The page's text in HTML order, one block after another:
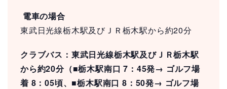
電車の場合
東武日光線栃木駅及びＪＲ栃木駅から約20分
クラブバス：東武日光線栃木駅及びＪＲ栃木駅
から約20分（■栃木駅南口 7：45発→ ゴルフ場
着 8：05頃、■栃木駅南口 8：50発→ ゴルフ場